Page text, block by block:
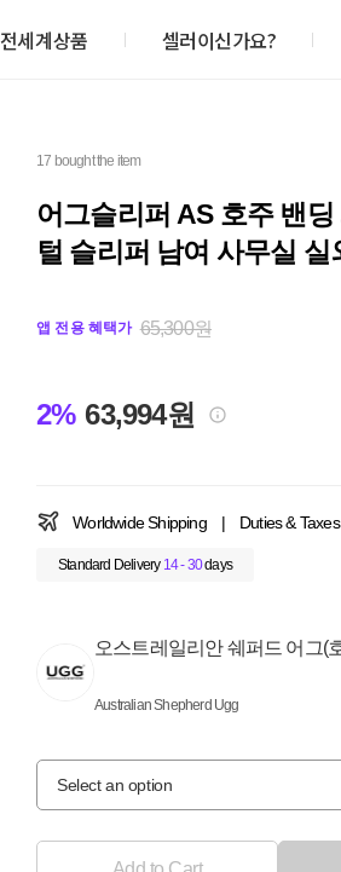
전세계상품 셀러이신가요?
17 bought the item
어그슬리퍼 AS 호주 밴
털 슬리퍼 남여 사무실 실
앱 전용 혜택가 65,300원
2% 63,994원
Worldwide Shipping | Duties &
Standard Delivery 14 - 30days
오스트레일리안 쉐퍼드 어그(
Australian Shepherd Ugg
Select an option